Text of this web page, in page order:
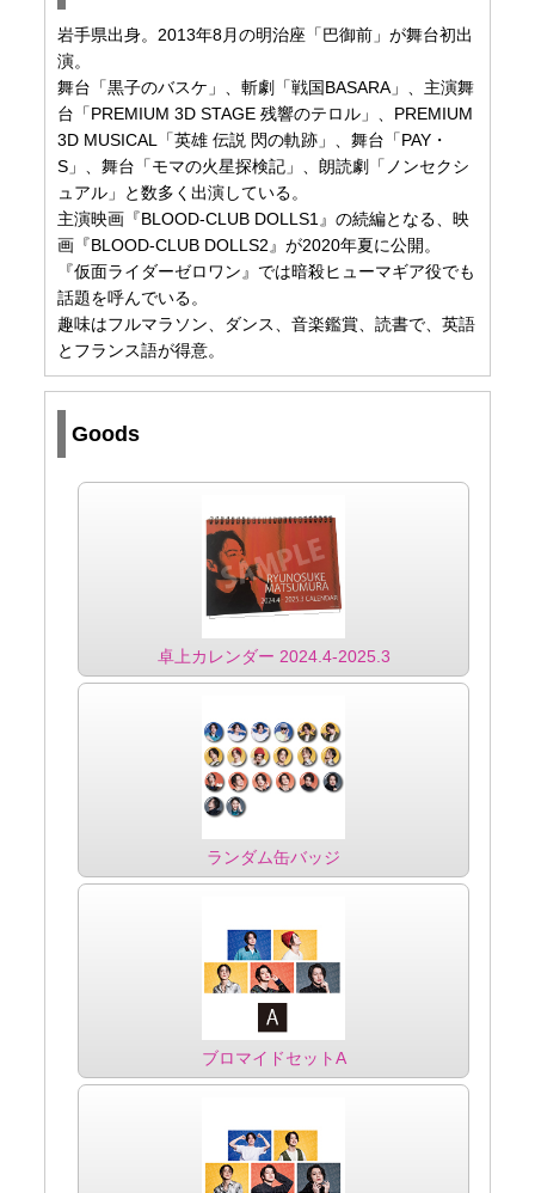
岩手県出身。2013年8月の明治座「巴御前」が舞台初出
演。
舞台「黒子のバスケ」、斬劇「戦国BASARA」、主演舞
台「PREMIUM 3D STAGE 残響のテロル」、PREMIUM
3D MUSICAL「英雄 伝説 閃の軌跡」、舞台「PAY・
S」、舞台「モマの火星探検記」、朗読劇「ノンセクシ
ュアル」と数多く出演している。
主演映画『BLOOD-CLUB DOLLS1』の続編となる、映
画『BLOOD-CLUB DOLLS2』が2020年夏に公開。
『仮面ライダーゼロワン』では暗殺ヒューマギア役でも
話題を呼んでいる。
趣味はフルマラソン、ダンス、音楽鑑賞、読書で、英語
とフランス語が得意。
Goods
卓上カレンダー 2024.4-2025.3
ランダム缶バッジ
ブロマイドセットA